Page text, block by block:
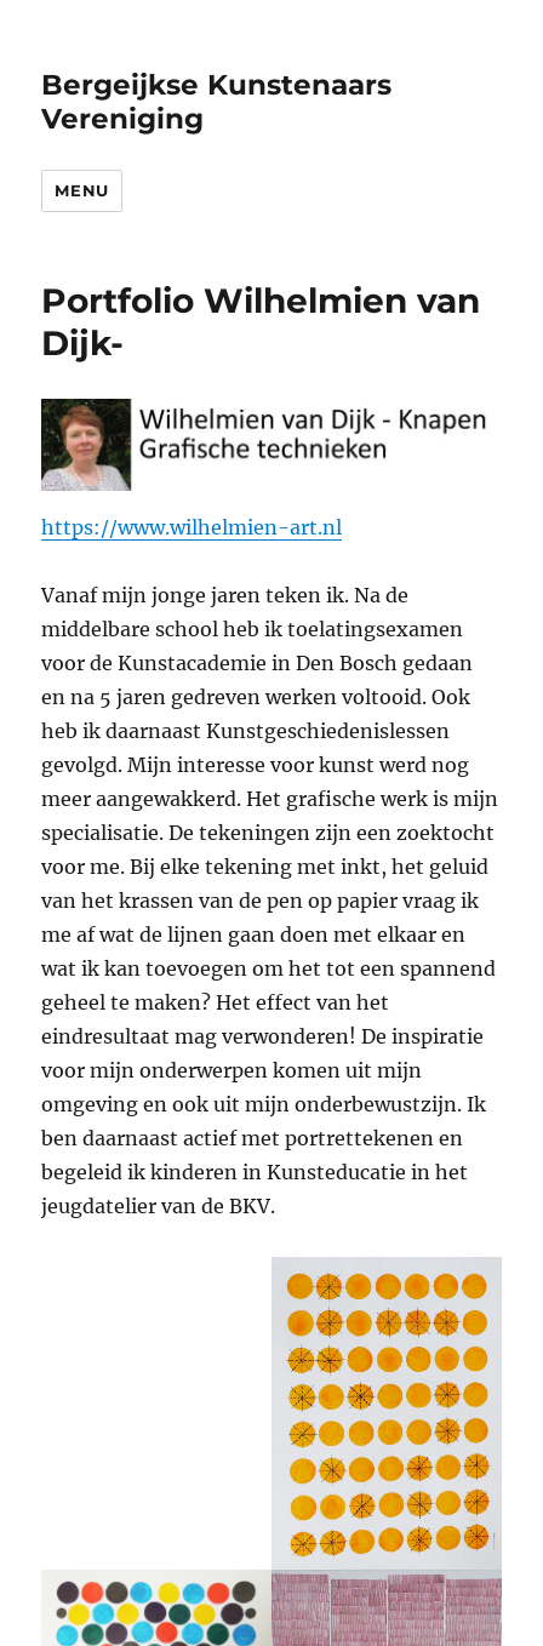
Bergeijkse Kunstenaars
Vereniging
MENU
Portfolio Wilhelmien van
Dijk-
https://www.wilhelmien-art.nl
Vanaf mijn jonge jaren teken ik. Na de
middelbare school heb ik toelatingsexamen
voor de Kunstacademie in Den Bosch gedaan
en na 5 jaren gedreven werken voltooid. Ook
heb ik daarnaast Kunstgeschiedenislessen
gevolgd. Mijn interesse voor kunst werd nog
meer aangewakkerd. Het grafische werk is mijn
specialisatie. De tekeningen zijn een zoektocht
voor me. Bij elke tekening met inkt, het geluid
van het krassen van de pen op papier vraag ik
me af wat de lijnen gaan doen met elkaar en
wat ik kan toevoegen om het tot een spannend
geheel te maken? Het effect van het
eindresultaat mag verwonderen! De inspiratie
voor mijn onderwerpen komen uit mijn
omgeving en ook uit mijn onderbewustzijn. Ik
ben daarnaast actief met portrettekenen en
begeleid ik kinderen in Kunsteducatie in het
jeugdatelier van de BKV.